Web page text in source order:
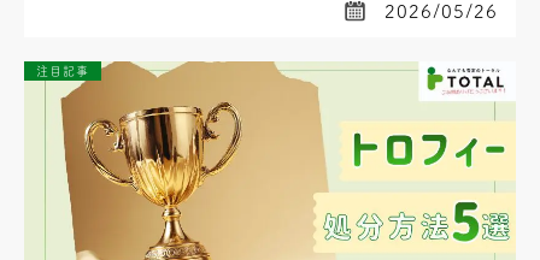
2026/05/26
注目記事